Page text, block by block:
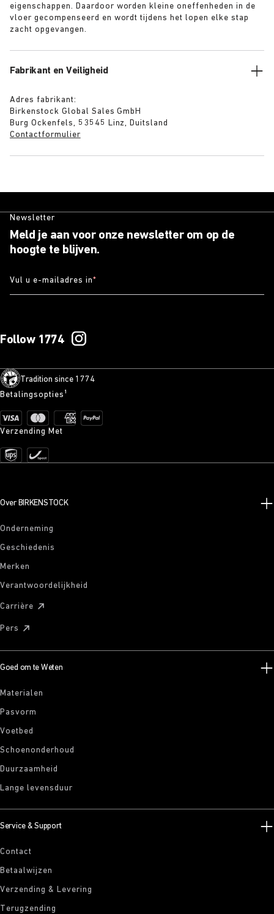
eigenschappen. Daardoor worden kleine oneffenheden in de
vloer gecompenseerd en wordt tijdens het lopen elke stap
zacht opgevangen.
Fabrikant en Veiligheid
Adres fabrikant:
Birkenstock Global Sales GmbH
Burg Ockenfels, 53545 Linz, Duitsland
Contactformulier
Newsletter
Meld je aan voor onze newsletter om op de
hoogte te blijven.
Vul u e-mailadres in*
Follow 1774
Tradition since 1774
Betalingsopties¹
Verzending Met
Over BIRKENSTOCK
Onderneming
Geschiedenis
Merken
Verantwoordelijkheid
Carrière
Pers
Goed om te Weten
Materialen
Pasvorm
Voetbed
Schoenonderhoud
Duurzaamheid
Lange levensduur
Service & Support
Contact
Betaalwijzen
Verzending & Levering
Terugzending